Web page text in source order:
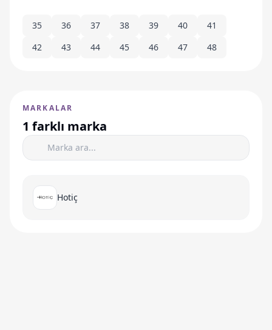
35 36 37 38 39 40
41
42
43 44 45 46 47 48
MARKALAR
1 farklı marka
Hotiç